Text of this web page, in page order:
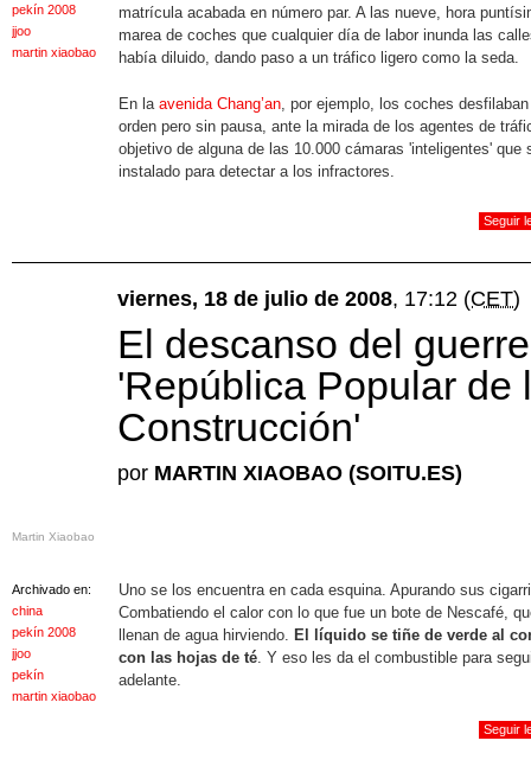
pekín 2008
jjoo
martin xiaobao
matrícula acabada en número par. A las nueve, hora
marea de coches que cualquier día de labor inunda las
había diluido, dando paso a un tráfico ligero como la seda.
En la avenida Chang’an, por ejemplo, los coches
orden pero sin pausa, ante la mirada de los agentes de
objetivo de alguna de las 10.000 cámaras 'inteligentes' que
instalado para detectar a los infractores.
Seguir
viernes, 18 de julio de 2008, 17:12 (CET)
El descanso del
'República Popular de
Construcción'
por MARTIN XIAOBAO (SOITU.ES)
Martin Xiaobao
Archivado en:
china
pekín 2008
jjoo
pekín
martin xiaobao
Uno se los encuentra en cada esquina. Apurando sus
Combatiendo el calor con lo que fue un bote de Nescafé,
llenan de agua hirviendo. El líquido se tiñe de verde al
con las hojas de té. Y eso les da el combustible para
adelante.
Seguir